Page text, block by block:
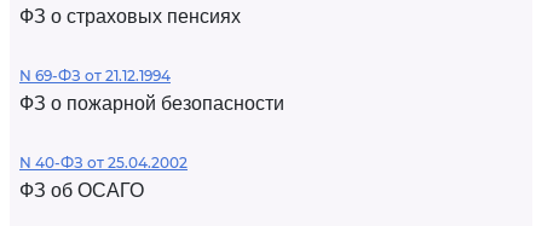
ФЗ о страховых пенсиях
N 69-ФЗ от 21.12.1994
ФЗ о пожарной безопасности
N 40-ФЗ от 25.04.2002
ФЗ об ОСАГО